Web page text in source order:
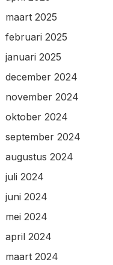
maart 2025
februari 2025
januari 2025
december 2024
november 2024
oktober 2024
september 2024
augustus 2024
juli 2024
juni 2024
mei 2024
april 2024
maart 2024